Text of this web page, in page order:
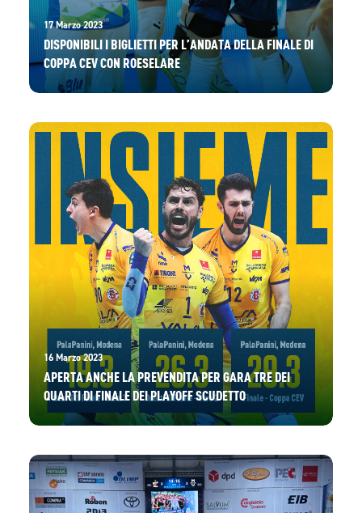
17 Marzo 2023
DISPONIBILI I BIGLIETTI PER L’ANDATA DELLA FINALE DI
COPPA CEV CON ROESELARE
16 Marzo 2023
APERTA ANCHE LA PREVENDITA PER GARA TRE DEI
QUARTI DI FINALE DEI PLAYOFF SCUDETTO